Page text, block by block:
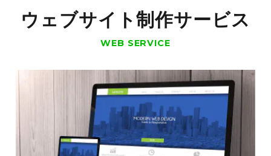
ウェブサイト制作サービス
WEB SERVICE